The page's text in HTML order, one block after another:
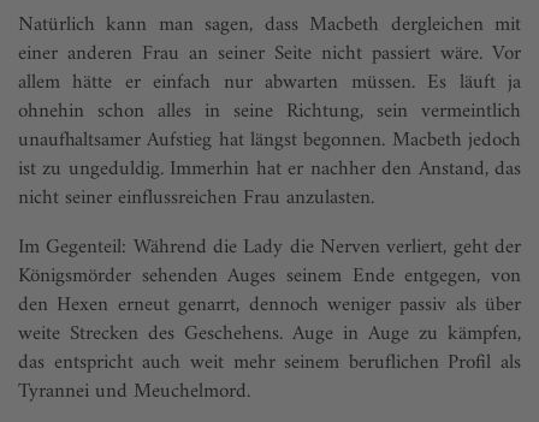
Natürlich kann man sagen, dass Macbeth dergleichen mit
einer anderen Frau an seiner Seite nicht passiert wäre. Vor
allem hätte er einfach nur abwarten müssen. Es läuft ja
ohnehin schon alles in seine Richtung, sein vermeintlich
unaufhaltsamer Aufstieg hat längst begonnen. Macbeth jedoch
ist zu ungeduldig. Immerhin hat er nachher den Anstand, das
nicht seiner einflussreichen Frau anzulasten.
Im Gegenteil: Während die Lady die Nerven verliert, geht der
Königsmörder sehenden Auges seinem Ende entgegen, von
den Hexen erneut genarrt, dennoch weniger passiv als über
weite Strecken des Geschehens. Auge in Auge zu kämpfen,
das entspricht auch weit mehr seinem beruflichen Profil als
Tyrannei und Meuchelmord.